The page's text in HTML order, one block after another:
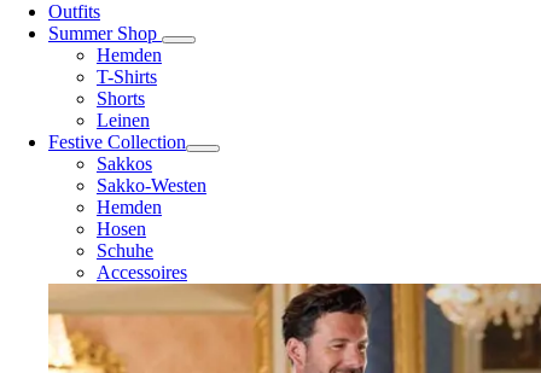
Outfits
Summer Shop
Hemden
T-Shirts
Shorts
Leinen
Festive Collection
Sakkos
Sakko-Westen
Hemden
Hosen
Schuhe
Accessoires